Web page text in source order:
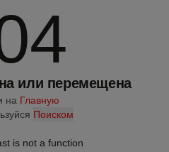
или перемещена
на Главную
Поиском
is not a function